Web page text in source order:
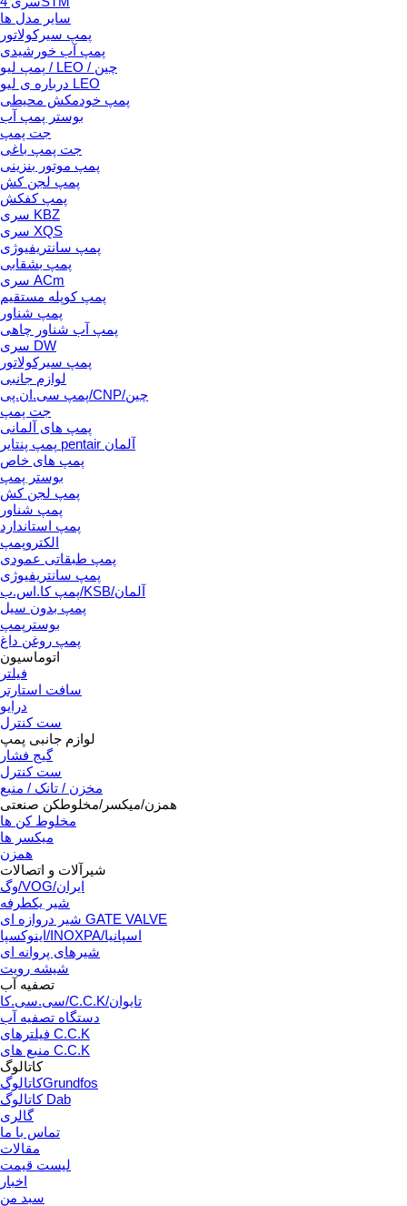
سایر مدل ها
پمپ سیرکولاتور
پمپ آب خورشیدی
پمپ لیو / LEO / چین
درباره ی لیو LEO
پمپ خودمکش محیطی
بوستر پمپ آب
جت پمپ
جت پمپ باغی
پمپ موتور بنزینی
پمپ لجن کش
پمپ کفکش
سری KBZ
سری XQS
پمپ سانتریفیوژی
پمپ بشقابی
سری ACm
پمپ کوپله مستقیم
پمپ شناور
پمپ آب شناور چاهی
سری DW
پمپ سیرکولاتور
لوازم جانبی
پمپ سی.ان.پی/CNP/چین
جت پمپ
پمپ های آلمانی
پمپ پنتایر pentair آلمان
پمپ های خاص
بوستر پمپ
پمپ لجن کش
پمپ شناور
پمپ استاندارد
الکتروپمپ
پمپ طبقاتی عمودی
پمپ سانتریفیوژی
پمپ کا.اس.ب/KSB/آلمان
پمپ بدون سیل
بوسترپمپ
پمپ روغن داغ
اتوماسیون
فیلتر
سافت استارتر
درایو
ست کنترل
لوازم جانبی پمپ
گیج فشار
ست کنترل
مخزن / تانک / منبع
همزن/میکسر/مخلوطکن صنعتی
مخلوط کن ها
میکسر ها
همزن
شیرآلات و اتصالات
وگ/VOG/ایران
شیر یکطرفه
شیر دروازه ای GATE VALVE
اینوکسپا/INOXPA/اسپانیا
شیرهای پروانه ای
شیشه رویت
تصفیه آب
سی.سی.کا/C.C.K/تایوان
دستگاه تصفیه آب
فیلترهای C.C.K
منبع های C.C.K
کاتالوگ
کاتالوگGrundfos
کاتالوگ Dab
گالری
تماس با ما
مقالات
لیست قیمت
اخبار
سبد من